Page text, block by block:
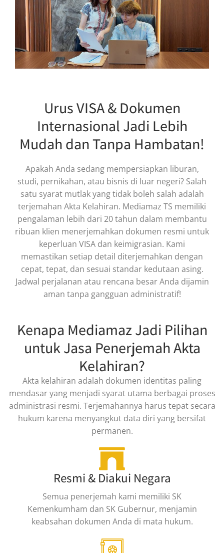
Urus VISA & Dokumen
Internasional Jadi Lebih
Mudah dan Tanpa Hambatan!
Apakah Anda sedang mempersiapkan liburan,
studi, pernikahan, atau bisnis di luar negeri? Salah
satu syarat mutlak yang tidak boleh salah adalah
terjemahan Akta Kelahiran. Mediamaz TS memiliki
pengalaman lebih dari 20 tahun dalam membantu
ribuan klien menerjemahkan dokumen resmi untuk
keperluan VISA dan keimigrasian. Kami
memastikan setiap detail diterjemahkan dengan
cepat, tepat, dan sesuai standar kedutaan asing.
Jadwal perjalanan atau rencana besar Anda dijamin
aman tanpa gangguan administratif!
Kenapa Mediamaz Jadi Pilihan
untuk Jasa Penerjemah Akta
Kelahiran?
Akta kelahiran adalah dokumen identitas paling
mendasar yang menjadi syarat utama berbagai proses
administrasi resmi. Terjemahannya harus tepat secara
hukum karena menyangkut data diri yang bersifat
permanen.
Resmi & Diakui Negara
Semua penerjemah kami memiliki SK
Kemenkumham dan SK Gubernur, menjamin
keabsahan dokumen Anda di mata hukum.